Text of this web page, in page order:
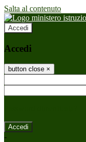
Salta al contenuto
Accedi
Accedi
button close ×
-